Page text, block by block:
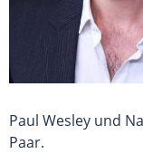
Paul Wesley und
Paar.